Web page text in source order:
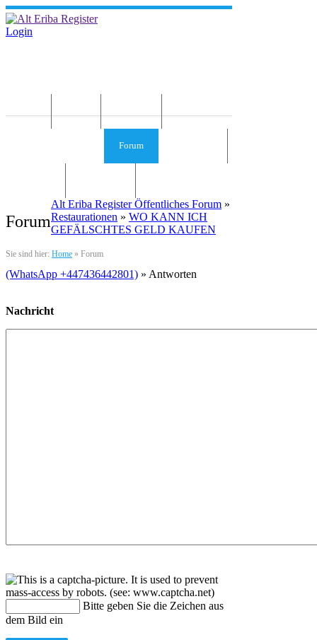
Login
Forum
Forum
Sie sind hier: Home » Forum
Alt Eriba Register Öffentliches Forum »
Restaurationen » WO KANN ICH
GEFÄLSCHTES GELD KAUFEN
(WhatsApp +447436442801) » Antworten
Nachricht
Bitte geben Sie die Zeichen aus
dem Bild ein